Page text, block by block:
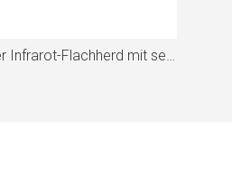
Kommerzieller Infrarot-Flachherd mit sechs Brennern, 3 kW*6